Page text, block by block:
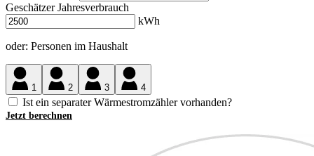
Geschätzer Jahresverbrauch
kWh
oder: Personen im Haushalt
1 2 3 4
Ist ein separater Wärmestromzähler vorhanden?
Jetzt berechnen